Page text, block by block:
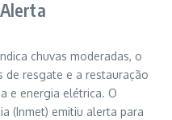
chuvas moderadas, o
de resgate e a restauração
e energia elétrica. O
(Inmet) emitiu alerta para